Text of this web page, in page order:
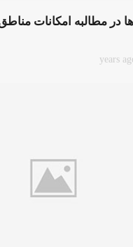
در مطالبه امکانات